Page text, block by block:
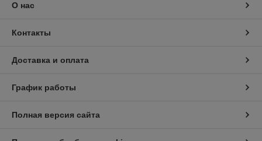
О нас
Контакты
Доставка и оплата
График работы
Полная версия сайта